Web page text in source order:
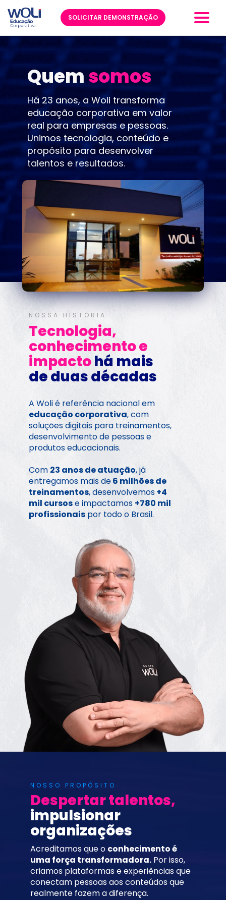
Quem somos
Há 23 anos, a Woli transforma
educação corporativa em valor
real para empresas e pessoas.
Unimos tecnologia, conteúdo e
propósito para desenvolver
talentos e resultados.
NOSSA HISTÓRIA
Tecnologia,
conhecimento e
impacto há mais
de duas décadas
A Woli é referência nacional em
educação corporativa, com
soluções digitais para treinamentos,
desenvolvimento de pessoas e
produtos educacionais.
Com 23 anos de atuação, já
entregamos mais de 6 milhões de
treinamentos, desenvolvemos +4
mil cursos e impactamos +780 mil
profissionais por todo o Brasil.
NOSSO PROPÓSITO
impulsionar
organizações
Acreditamos que o conhecimento é
uma força transformadora. Por isso,
criamos plataformas e experiências que
conectam pessoas aos conteúdos que
realmente fazem a diferença.
SOLICITAR DEMONSTRAÇÃO